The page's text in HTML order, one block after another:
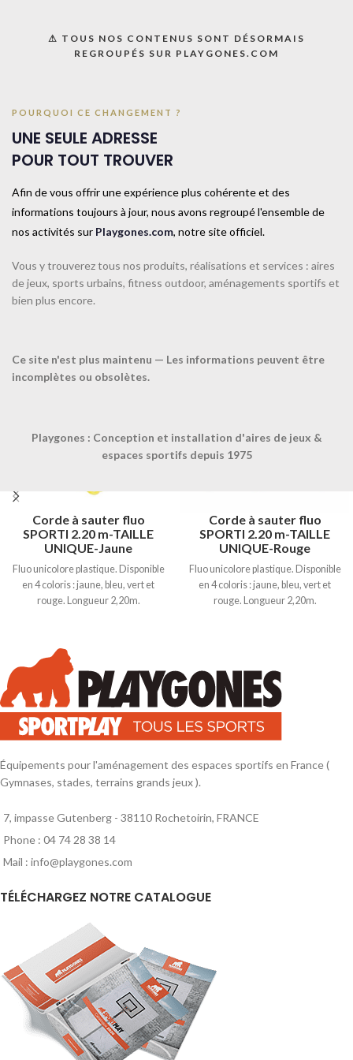
⚠ TOUS NOS CONTENUS SONT DÉSORMAIS
REGROUPÉS SUR PLAYGONES.COM
POURQUOI CE CHANGEMENT ?
UNE SEULE ADRESSE
POUR TOUT TROUVER
Afin de vous offrir une expérience plus cohérente et des
informations toujours à jour, nous avons regroupé l'ensemble de
nos activités sur Playgones.com, notre site officiel.
Vous y trouverez tous nos produits, réalisations et services : aires
de jeux, sports urbains, fitness outdoor, aménagements sportifs et
bien plus encore.
Ce site n'est plus maintenu — Les informations peuvent être
incomplètes ou obsolètes.
Playgones : Conception et installation d'aires de jeux &
espaces sportifs depuis 1975
Catégorie : Cordes à sauter
Informations complémentaires
TAILLE
COULEUR Rouge
Corde à sauter fluo
SPORTI 2.20 m-TAILLE
UNIQUE-Jaune
Fluo unicolore plastique. Disponible
en 4 coloris : jaune, bleu, vert et
rouge. Longueur 2,20m.
Corde à sauter fluo
SPORTI 2.20 m-TAILLE
UNIQUE-Rouge
Fluo unicolore plastique. Disponible
en 4 coloris : jaune, bleu, vert et
rouge. Longueur 2,20m.
Équipements pour l'aménagement des espaces sportifs en France (
Gymnases, stades, terrains grands jeux ).
7, impasse Gutenberg - 38110 Rochetoirin, FRANCE
Phone : 04 74 28 38 14
Mail : info@playgones.com
TÉLÉCHARGEZ NOTRE CATALOGUE